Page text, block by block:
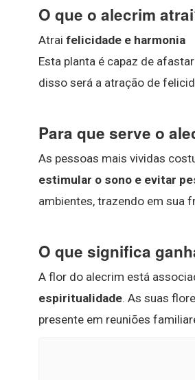
O que o alecrim
Atrai felicidade e harmonia
Esta planta é capaz de
disso será a atração de
Para que serve o
As pessoas mais vividas
estimular o sono e evitar
ambientes, trazendo em sua
O que significa
A flor do alecrim está
espiritualidade. As suas
presente em reuniões